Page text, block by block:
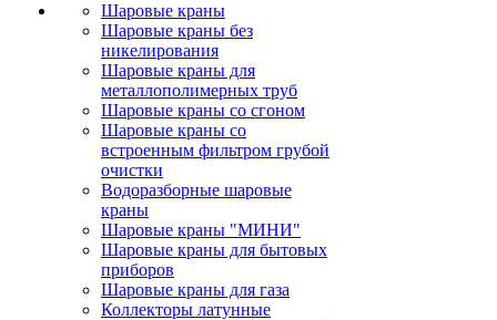
Шаровые краны
Шаровые краны без
никелирования
Шаровые краны для
металлополимерных труб
Шаровые краны со сгоном
Шаровые краны со
встроенным фильтром грубой
очистки
Водоразборные шаровые
краны
Шаровые краны "МИНИ"
Шаровые краны для бытовых
приборов
Шаровые краны для газа
Коллекторы латунные